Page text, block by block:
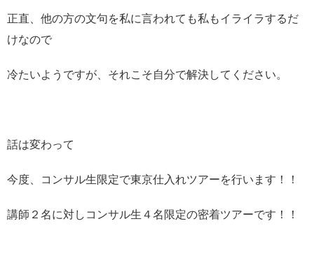
正直、他の方の文句を私に言われても私もイライラするだ
けなので
冷たいようですが、それこそ自分で解決してください。
話は変わって
今度、コンサル生限定で東京仕入れツアーを行います！！
講師２名に対しコンサル生４名限定の密着ツアーです！！